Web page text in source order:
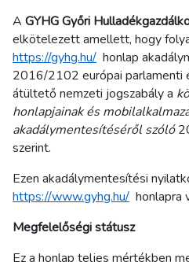
A GYHG Győri
elkötelezett amellett, hogy
https://gyhg.hu/ honlap
2016/2102 európai parlamenti
átültető nemzeti jogszabály a
honlapjainak és
akadálymentesítéséről szóló
szerint.
Ezen akadálymentesítési
https://www.gyhg.hu/ honlapra
Megfelelőségi státusz
Ez a honlap teljes mértékben